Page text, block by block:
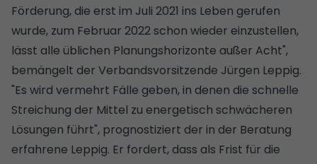
Förderung, die erst im Juli 2021 ins Leben gerufen
wurde, zum Februar 2022 schon wieder einzustellen,
lässt alle üblichen Planungshorizonte außer Acht",
bemängelt der Verbandsvorsitzende Jürgen Leppig.
"Es wird vermehrt Fälle geben, in denen die schnelle
Streichung der Mittel zu energetisch schwächeren
Lösungen führt", prognostiziert der in der Beratung
erfahrene Leppig. Er fordert, dass als Frist für die